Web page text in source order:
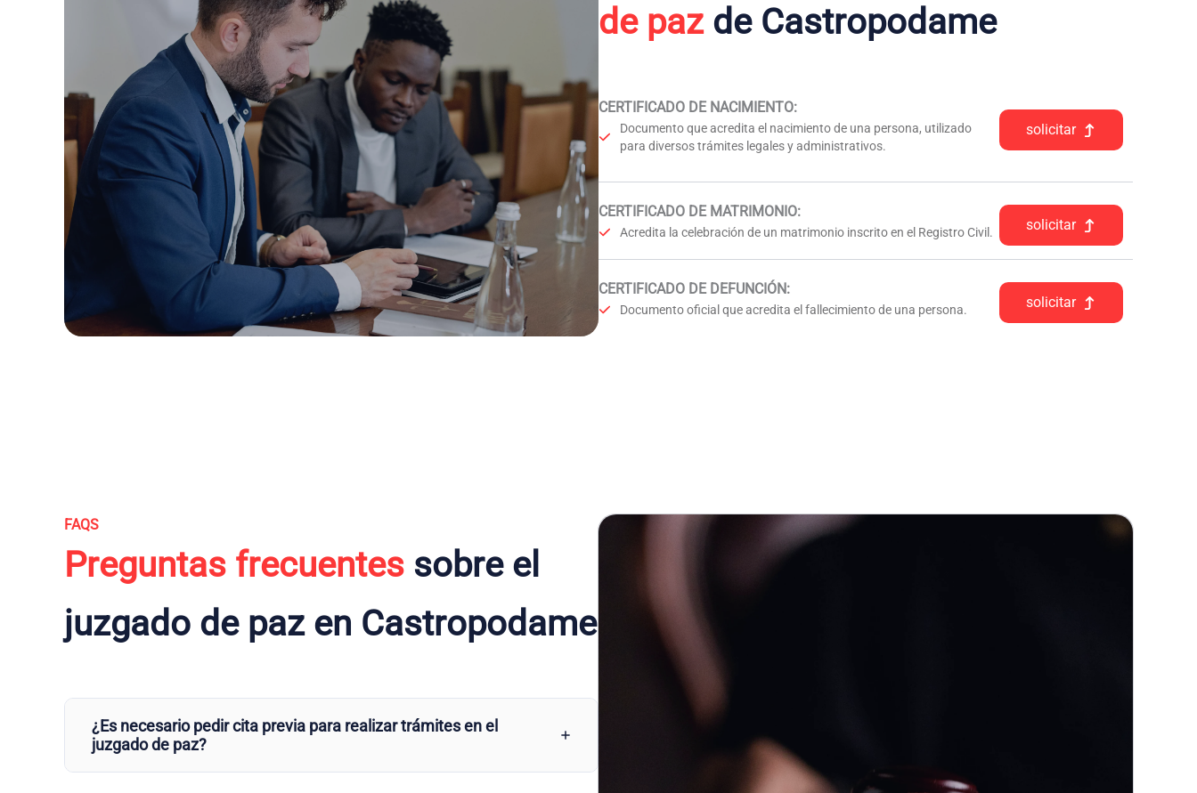
de pazde Castropodame
CERTIFICADO DE NACIMIENTO:
Documento que acredita el nacimiento de una persona, utilizado
para diversos trámites legales y administrativos.
solicitar
CERTIFICADO DE MATRIMONIO:
Acredita la celebración de un matrimonio inscrito en el Registro Civil. solicitar
CERTIFICADO DE DEFUNCIÓN:
Documento oficial que acredita el fallecimiento de una persona. solicitar
FAQS
Preguntas frecuentes sobre el
juzgado de paz en Castropodame
¿Es necesario pedir cita previa para realizar trámites en el
juzgado de paz?